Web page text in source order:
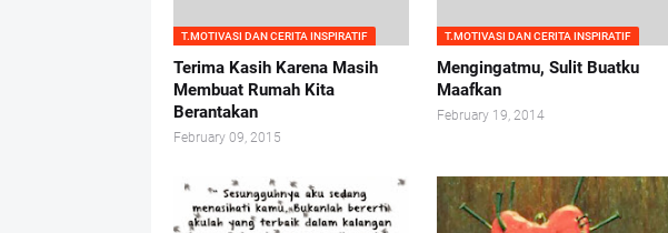
T.MOTIVASI DAN CERITA INSPIRATIF
Terima Kasih Karena Masih
Membuat Rumah Kita
Berantakan
February 09, 2015
T.MOTIVASI DAN CERITA INSPIRATIF
Mengingatmu, Sulit Buatku
Maafkan
February 19, 2014